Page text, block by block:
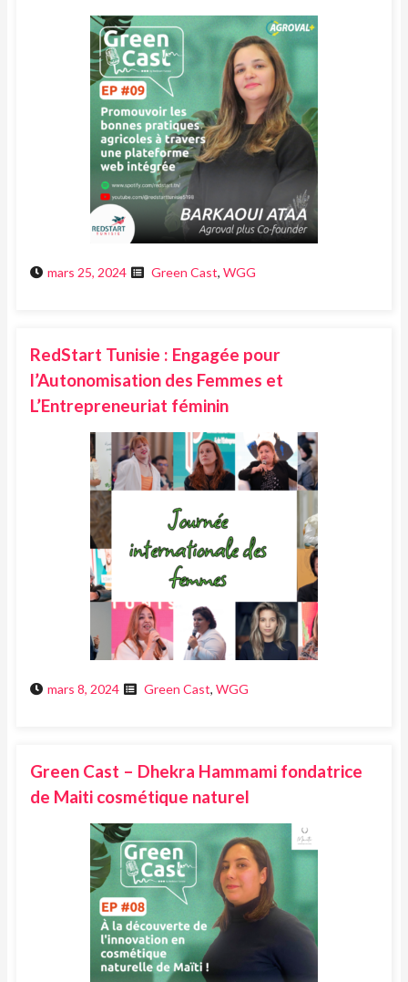
mars 25, 2024 Green Cast,WGG
RedStart Tunisie : Engagée pour
l’Autonomisation des Femmes et
L’Entrepreneuriat féminin
mars 8, 2024 Green Cast,WGG
Green Cast – Dhekra Hammami fondatrice
de Maiti cosmétique naturel